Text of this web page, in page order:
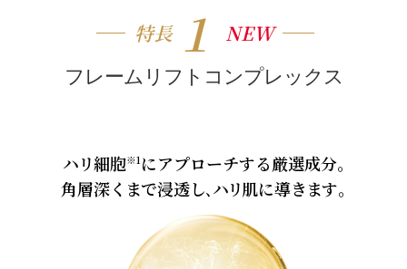
特長１ NEW
フレームリフトコンプレックス
ハリ細胞※1にアプローチする厳選成分｡
角層深くまで浸透し､ハリ肌に導きます｡